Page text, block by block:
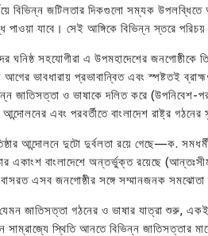
বিভিন্ন জটিলতার দিকগুলো সম্যক
পাওয়া যাবে। সেই আঙ্গিকে বিভিন্ন স্তরে
ঘনিষ্ঠ সহযোগীরা এ উপমহাদেশের জনগোষ্ঠীকে
ভাবধারায় প্রভাবান্বিত এবং স্পষ্টতই
জাতিসত্তা ও ভাষাকে দলিত করে (উপনিবেশ-
এবং পরবর্তীতে বাংলাদেশ রাষ্ট্র
আন্দোলনে দুটো দুর্বলতা রয়ে গেছে—ক.
একাংশ বাংলাদেশে অন্তর্ভুক্ত রয়েছে
এসব জনগোষ্ঠীর সঙ্গে সম্মানজনক সমঝোতা
জাতিসত্তা গঠনের ও ভাষার যাত্রা শুরু,
স্থিতি আনতে বিভিন্ন জাতিসত্তার